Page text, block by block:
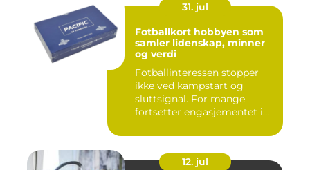
31. jul
Fotballkort hobbyen som
samler lidenskap, minner
og verdi
Fotballinteressen stopper
ikke ved kampstart og
sluttsignal. For mange
fortsetter engasjementet i
12. jul